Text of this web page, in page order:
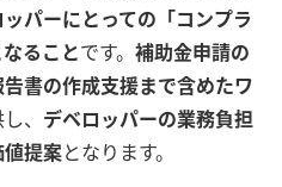
パーにとっての「コンプラ
ることです。 補助金申請の
書の作成支援まで含めたワ
、 デベロッパーの業務負担
提案となります。